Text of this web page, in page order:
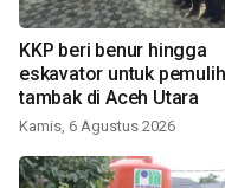
KKP beri benur hingga
eskavator untuk
tambak di Aceh Utara
Kamis, 6 Agustus 2026